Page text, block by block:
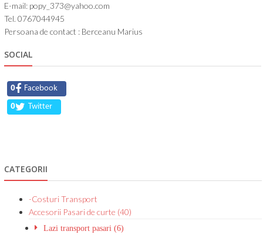
E-mail: popy_373@yahoo.com
Tel. 0767044945
Persoana de contact : Berceanu Marius
SOCIAL
Facebook
0
Twitter
0
CATEGORII
-Costuri Transport
Accesorii Pasari de curte (40)
Lazi transport pasari (6)